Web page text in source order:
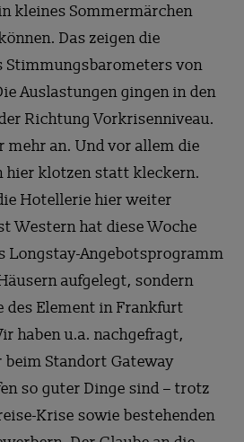
kleines Sommermärchen
Das zeigen die
Stimmungsbarometers von
Auslastungen gingen in den
Richtung Vorkrisenniveau.
mehr an. Und vor allem die
hier klotzen statt kleckern.
Hotellerie hier weiter
Western hat diese Woche
Longstay-Angebotsprogramm
aufgelegt, sondern
des Element in Frankfurt
haben u.a. nachgefragt,
Standort Gateway
so guter Dinge sind – trotz
Krise sowie bestehenden